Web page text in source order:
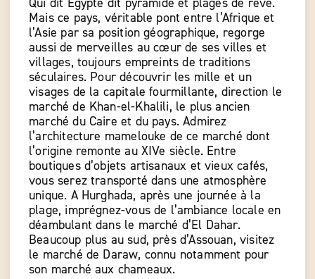
Qui dit Égypte dit pyramide et plages de rêve.
Mais ce pays, véritable pont entre l’Afrique et
l’Asie par sa position géographique, regorge
aussi de merveilles au cœur de ses villes et
villages, toujours empreints de traditions
séculaires. Pour découvrir les mille et un
visages de la capitale fourmillante, direction le
marché de Khan-el-Khalili, le plus ancien
marché du Caire et du pays. Admirez
l’architecture mamelouke de ce marché dont
l’origine remonte au XIVe siècle. Entre
boutiques d’objets artisanaux et vieux cafés,
vous serez transporté dans une atmosphère
unique. A Hurghada, après une journée à la
plage, imprégnez-vous de l’ambiance locale en
déambulant dans le marché d’El Dahar.
Beaucoup plus au sud, près d’Assouan, visitez
le marché de Daraw, connu notamment pour
son marché aux chameaux.